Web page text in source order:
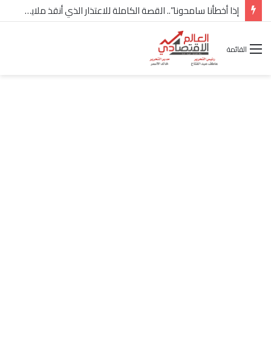
شركة “Scope Developments” تعلن تولي أحمد كمال عيسى منصب الرئيس التنفيذي للقطاع التجاري
القائمة